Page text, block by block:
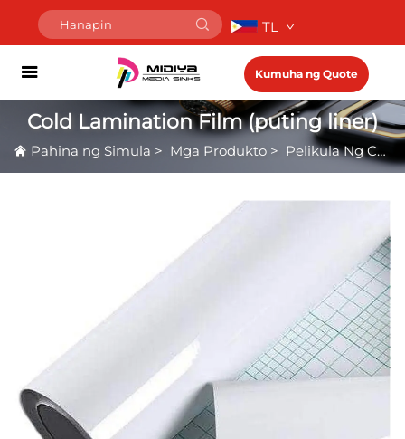
TL
Kumuha ng Quote
Cold Lamination Film (puting liner)
Pahina ng Simula > Mga Produkto > Pelikula Ng Cold Lamination